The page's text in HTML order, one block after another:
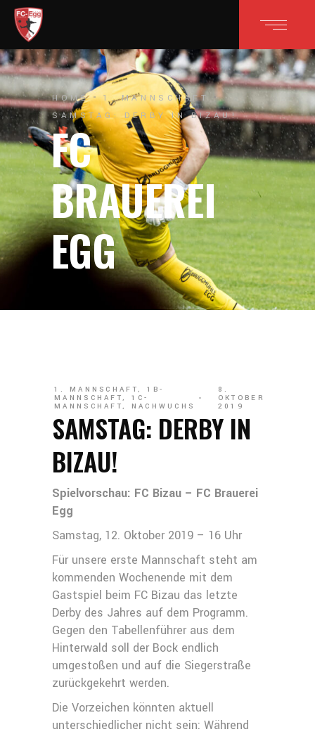
HOME
1. MANNSCHAFT
SAMSTAG: DERBY IN BIZAU!
FC
BRAUEREI
EGG
1. MANNSCHAFT, 1B-
MANNSCHAFT, 1C-
MANNSCHAFT, NACHWUCHS
8.
OKTOBER
2019
SAMSTAG: DERBY IN
BIZAU!
Spielvorschau: FC Bizau – FC Brauerei
Egg
Samstag, 12. Oktober 2019 – 16 Uhr
Für unsere erste Mannschaft steht am
kommenden Wochenende mit dem
Gastspiel beim FC Bizau das letzte
Derby des Jahres auf dem Programm.
Gegen den Tabellenführer aus dem
Hinterwald soll der Bock endlich
umgestoßen und auf die Siegerstraße
zurückgekehrt werden.
Die Vorzeichen könnten aktuell
unterschiedlicher nicht sein: Während